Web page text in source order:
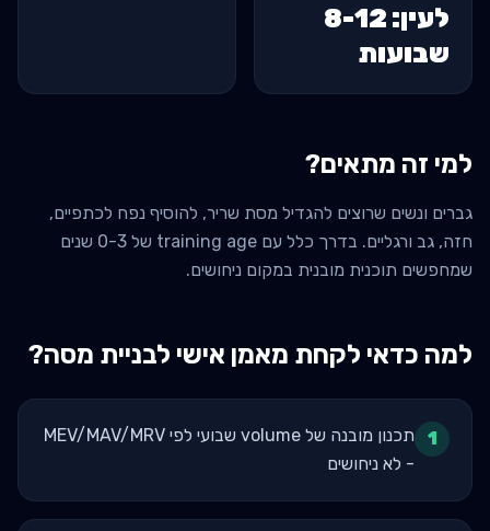
לעין: 8-12
שבועות
למי זה מתאים?
גברים ונשים שרוצים להגדיל מסת שריר, להוסיף נפח לכתפיים,
חזה, גב ורגליים. בדרך כלל עם training age של 0-3 שנים
שמחפשים תוכנית מובנית במקום ניחושים.
למה כדאי לקחת מאמן אישי לבניית מסה?
1
תכנון מובנה של volume שבועי לפי MEV/MAV/MRV
- לא ניחושים